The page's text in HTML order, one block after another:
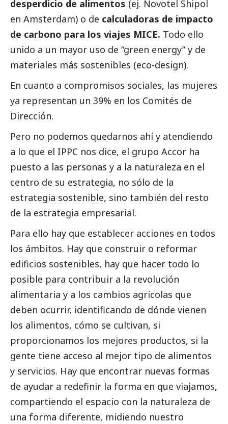
desperdicio de alimentos (ej. Novotel Shipol
en Amsterdam) o de calculadoras de impacto
de carbono para los viajes MICE. Todo ello
unido a un mayor uso de “green energy” y de
materiales más sostenibles (eco-design).
En cuanto a compromisos sociales, las mujeres
ya representan un 39% en los Comités de
Dirección.
Pero no podemos quedarnos ahí y atendiendo
a lo que el IPPC nos dice, el grupo Accor ha
puesto a las personas y a la naturaleza en el
centro de su estrategia, no sólo de la
estrategia sostenible, sino también del resto
de la estrategia empresarial.
Para ello hay que establecer acciones en todos
los ámbitos. Hay que construir o reformar
edificios sostenibles, hay que hacer todo lo
posible para contribuir a la revolución
alimentaria y a los cambios agrícolas que
deben ocurrir, identificando de dónde vienen
los alimentos, cómo se cultivan, si
proporcionamos los mejores productos, si la
gente tiene acceso al mejor tipo de alimentos
y servicios. Hay que encontrar nuevas formas
de ayudar a redefinir la forma en que viajamos,
compartiendo el espacio con la naturaleza de
una forma diferente, midiendo nuestro